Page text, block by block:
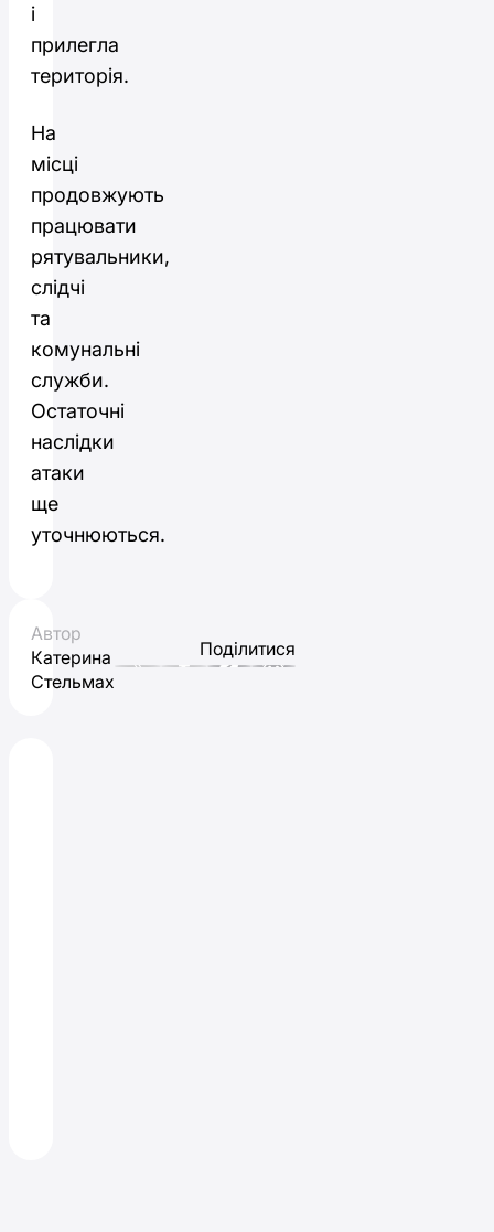
і
прилегла
територія.
На
місці
продовжують
працювати
рятувальники,
слідчі
та
комунальні
служби.
Остаточні
наслідки
атаки
ще
уточнюються.
Автор
Катерина
Стельмах
Поділитися